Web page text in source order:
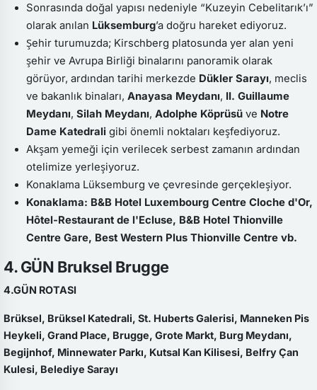
Sonrasında doğal yapısı nedeniyle “Kuzeyin Cebelitarık’ı”
olarak anılan Lüksemburg’a doğru hareket ediyoruz.
Şehir turumuzda; Kirschberg platosunda yer alan yeni
şehir ve Avrupa Birliği binalarını panoramik olarak
görüyor, ardından tarihi merkezde Dükler Sarayı, meclis
ve bakanlık binaları, Anayasa Meydanı, II. Guillaume
Meydanı, Silah Meydanı, Adolphe Köprüsü ve Notre
Dame Katedrali gibi önemli noktaları keşfediyoruz.
Akşam yemeği için verilecek serbest zamanın ardından
otelimize yerleşiyoruz.
Konaklama Lüksemburg ve çevresinde gerçekleşiyor.
Konaklama: B&B Hotel Luxembourg Centre Cloche d'Or,
Hôtel-Restaurant de l'Ecluse, B&B Hotel Thionville
Centre Gare, Best Western Plus Thionville Centre vb.
4. GÜN Bruksel Brugge
4.GÜN ROTASI
Brüksel, Brüksel Katedrali, St. Huberts Galerisi, Manneken Pis
Heykeli, Grand Place, Brugge, Grote Markt, Burg Meydanı,
Begijnhof, Minnewater Parkı, Kutsal Kan Kilisesi, Belfry Çan
Kulesi, Belediye Sarayı